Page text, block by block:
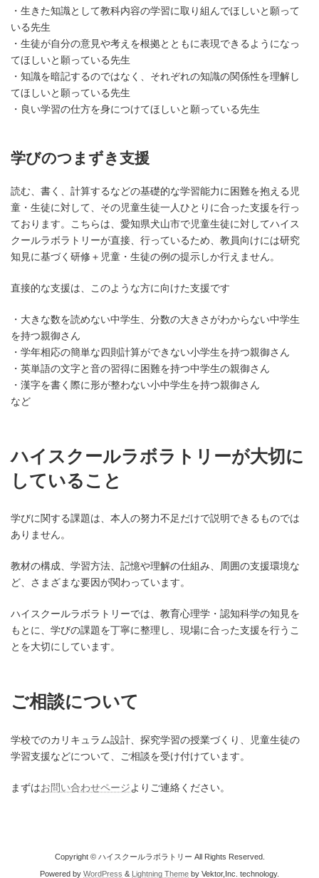
・生きた知識として教科内容の学習に取り組んでほしいと願って
いる先生
・生徒が自分の意見や考えを根拠とともに表現できるようになっ
てほしいと願っている先生
・知識を暗記するのではなく、それぞれの知識の関係性を理解し
てほしいと願っている先生
・良い学習の仕方を身につけてほしいと願っている先生
学びのつまずき支援
読む、書く、計算するなどの基礎的な学習能力に困難を抱える児
童・生徒に対して、その児童生徒一人ひとりに合った支援を行っ
ております。こちらは、愛知県犬山市で児童生徒に対してハイス
クールラボラトリーが直接、行っているため、教員向けには研究
知見に基づく研修＋児童・生徒の例の提示しか行えません。
直接的な支援は、このような方に向けた支援です
・大きな数を読めない中学生、分数の大きさがわからない中学生
を持つ親御さん
・学年相応の簡単な四則計算ができない小学生を持つ親御さん
・英単語の文字と音の習得に困難を持つ中学生の親御さん
・漢字を書く際に形が整わない小中学生を持つ親御さん
など
ハイスクールラボラトリーが大切に
していること
学びに関する課題は、本人の努力不足だけで説明できるものでは
ありません。
教材の構成、学習方法、記憶や理解の仕組み、周囲の支援環境な
ど、さまざまな要因が関わっています。
ハイスクールラボラトリーでは、教育心理学・認知科学の知見を
もとに、学びの課題を丁寧に整理し、現場に合った支援を行うこ
とを大切にしています。
ご相談について
学校でのカリキュラム設計、探究学習の授業づくり、児童生徒の
学習支援などについて、ご相談を受け付けています。
まずはお問い合わせページよりご連絡ください。
Copyright © ハイスクールラボラトリー All Rights Reserved.
Powered by WordPress & Lightning Theme by Vektor,Inc. technology.